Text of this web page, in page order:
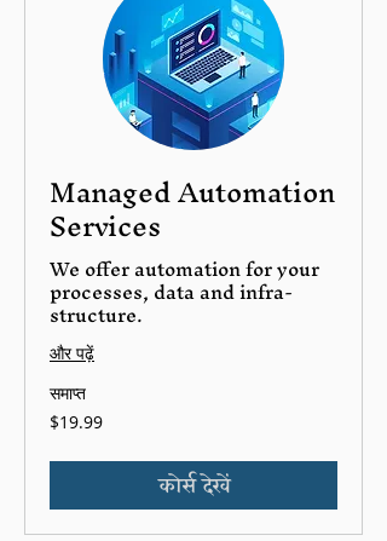
Managed Automation
Services
We offer automation for your
processes, data and infra-
structure.
और पढ़ें
समाप्त
19.99
यूएस
$19.99
कोर्स देखें